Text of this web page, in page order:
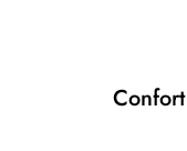
Confort